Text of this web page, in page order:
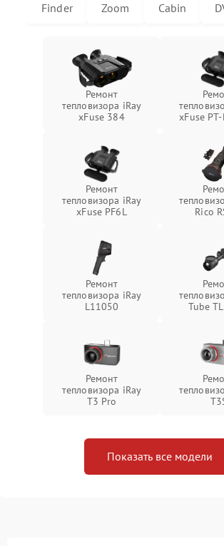
Finder Zoom Cabin
Ремонт
тепловизора iRay
xFuse 384
xFuse
Ремонт
тепловизора iRay
xFuse PF6L
Rico
Ремонт
тепловизора iRay
L11050
Tube
Ремонт
тепловизора iRay
T3 Pro
Показать все модели